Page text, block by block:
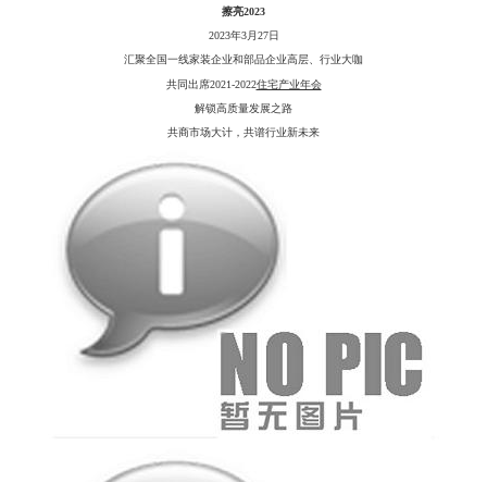
擦亮2023
2023年3月27日
汇聚全国一线家装企业和部品企业高层、行业大咖
共同出席2021-2022住宅产业年会
解锁高质量发展之路
共商市场大计，共谱行业新未来